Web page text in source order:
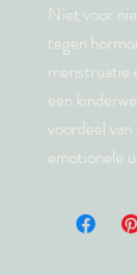
Niet voor
tegen
menstruatie
een
voordeel
emotionele